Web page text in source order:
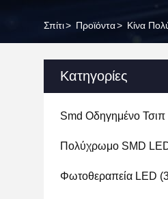
Σπίτι> Προϊόντα> Κίνα
Κατηγορίες
Smd Οδηγημένο Τσιπ
Πολύχρωμο SMD
Φωτοθεραπεία LED